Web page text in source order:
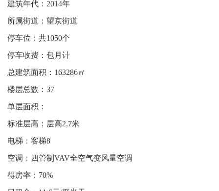
建筑年代：2014年
所属街道：望京街道
停车位：共1050个
停车收费：包月计
总建筑面积：163286㎡
楼层总数：37
单层面积：
标准层高：层高2.7米
电梯：客梯8
空调：四管制VAV全空气变风量空调
得房率：70%